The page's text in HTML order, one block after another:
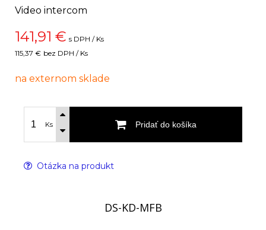
Video intercom
141,91 € s DPH / Ks
115,37 € bez DPH / Ks
na externom sklade
Ks Pridať do košíka
Otázka na produkt
DS-KD-MFB